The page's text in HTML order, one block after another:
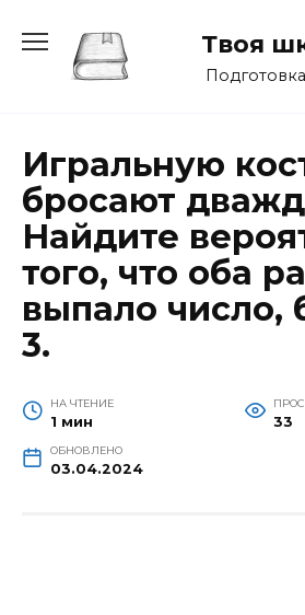
содержанию
Твоя
Игральную
бросают
Найдите
того, что оба
выпало число,
3.
НА ЧТЕНИЕ
1 мин 33
ОБНОВЛЕНО
03.04.2024